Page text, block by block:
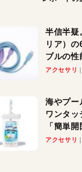
半信半疑
リア）
ブルの性
の1本を
アクセサリ
海やプー
ワンタッ
「簡単
マホ」で
アクセサリ